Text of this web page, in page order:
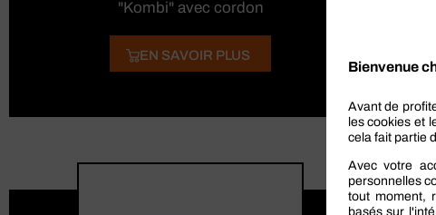
"Kombi" avec cordon
EN SAVOIR PLUS